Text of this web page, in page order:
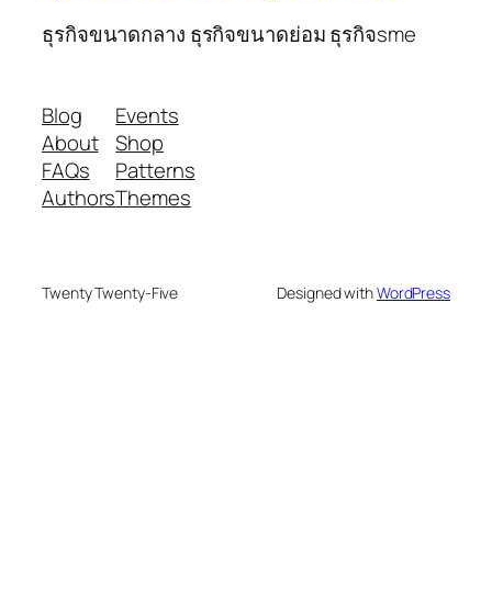
ธุรกิจขนาดกลาง ธุรกิจขนาดย่อม ธุรกิจsme
Blog
About
FAQs
Authors
Events
Shop
Patterns
Themes
Twenty Twenty-Five Designed withWordPress